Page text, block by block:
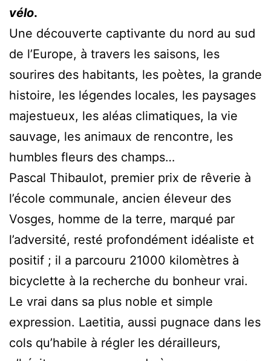
vélo.
Une découverte captivante du nord au sud
de l’Europe, à travers les saisons, les
sourires des habitants, les poètes, la grande
histoire, les légendes locales, les paysages
majestueux, les aléas climatiques, la vie
sauvage, les animaux de rencontre, les
humbles fleurs des champs…
Pascal Thibaulot, premier prix de rêverie à
l’école communale, ancien éleveur des
Vosges, homme de la terre, marqué par
l’adversité, resté profondément idéaliste et
positif ; il a parcouru 21000 kilomètres à
bicyclette à la recherche du bonheur vrai.
Le vrai dans sa plus noble et simple
expression. Laetitia, aussi pugnace dans les
cols qu’habile à régler les dérailleurs,